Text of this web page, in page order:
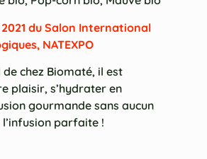
du Salon International
NATEXPO
chez Biomaté, il est
plaisir, s’hydrater en
gourmande sans aucun
parfaite !